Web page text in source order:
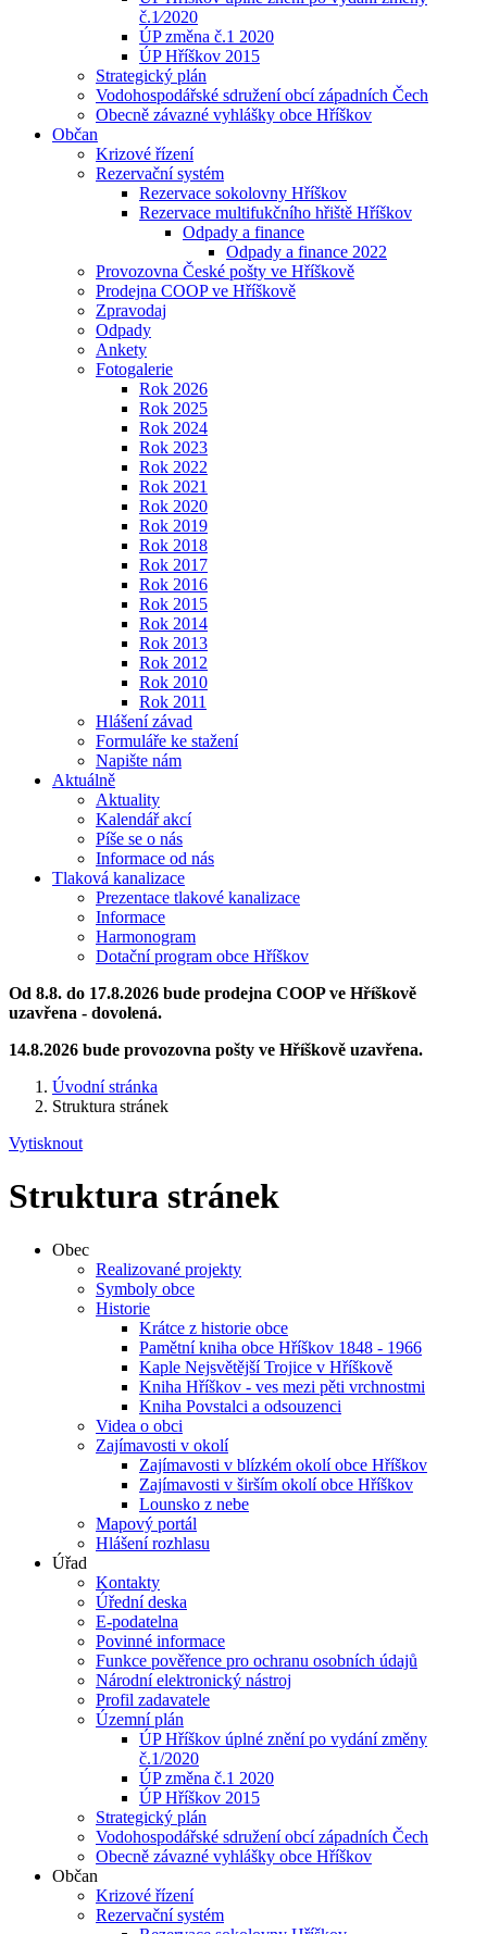
č.1⁄2020
ÚP změna č.1 2020
ÚP Hříškov 2015
Strategický plán
Vodohospodářské sdružení obcí západních Čech
Obecně závazné vyhlášky obce Hříškov
Občan
Krizové řízení
Rezervační systém
Rezervace sokolovny Hříškov
Rezervace multifukčního hřiště Hříškov
Odpady a finance
Odpady a finance 2022
Provozovna České pošty ve Hříškově
Prodejna COOP ve Hříškově
Zpravodaj
Odpady
Ankety
Fotogalerie
Rok 2026
Rok 2025
Rok 2024
Rok 2023
Rok 2022
Rok 2021
Rok 2020
Rok 2019
Rok 2018
Rok 2017
Rok 2016
Rok 2015
Rok 2014
Rok 2013
Rok 2012
Rok 2010
Rok 2011
Hlášení závad
Formuláře ke stažení
Napište nám
Aktuálně
Aktuality
Kalendář akcí
Píše se o nás
Informace od nás
Tlaková kanalizace
Prezentace tlakové kanalizace
Informace
Harmonogram
Dotační program obce Hříškov
Od 8.8. do 17.8.2026 bude prodejna COOP ve Hříškově
uzavřena - dovolená.
14.8.2026 bude provozovna pošty ve Hříškově uzavřena.
Úvodní stránka
Struktura stránek
Vytisknout
Struktura stránek
Obec
Realizované projekty
Symboly obce
Historie
Krátce z historie obce
Pamětní kniha obce Hříškov 1848 - 1966
Kaple Nejsvětější Trojice v Hříškově
Kniha Hříškov - ves mezi pěti vrchnostmi
Kniha Povstalci a odsouzenci
Videa o obci
Zajímavosti v okolí
Zajímavosti v blízkém okolí obce Hříškov
Zajímavosti v širším okolí obce Hříškov
Lounsko z nebe
Mapový portál
Hlášení rozhlasu
Úřad
Kontakty
Úřední deska
E-podatelna
Povinné informace
Funkce pověřence pro ochranu osobních údajů
Národní elektronický nástroj
Profil zadavatele
Územní plán
ÚP Hříškov úplné znění po vydání změny
č.1/2020
ÚP změna č.1 2020
ÚP Hříškov 2015
Strategický plán
Vodohospodářské sdružení obcí západních Čech
Obecně závazné vyhlášky obce Hříškov
Občan
Krizové řízení
Rezervační systém